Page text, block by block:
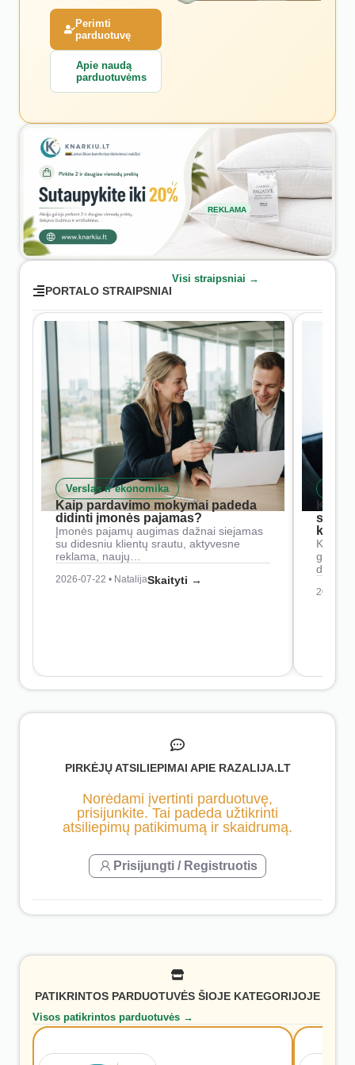
Perimti
parduotuvę
Apie naudą
parduotuvėms
REKLAMA
PORTALO STRAIPSNIAI
Visi straipsniai →
Verslas ir ekonomika
Kaip pardavimo mokymai padeda
didinti įmonės pajamas?
Įmonės pajamų augimas dažnai siejamas
su didesniu klientų srautu, aktyvesne
reklama, naujų…
2026-07-22 • NatalijaSkaityti →
Kaip
2026-
PIRKĖJŲ ATSILIEPIMAI APIE RAZALIJA.LT
Norėdami įvertinti parduotuvę,
prisijunkite. Tai padeda užtikrinti
atsiliepimų patikimumą ir skaidrumą.
Prisijungti / Registruotis
PATIKRINTOS PARDUOTUVĖS ŠIOJE KATEGORIJOJE
Visos patikrintos parduotuvės →